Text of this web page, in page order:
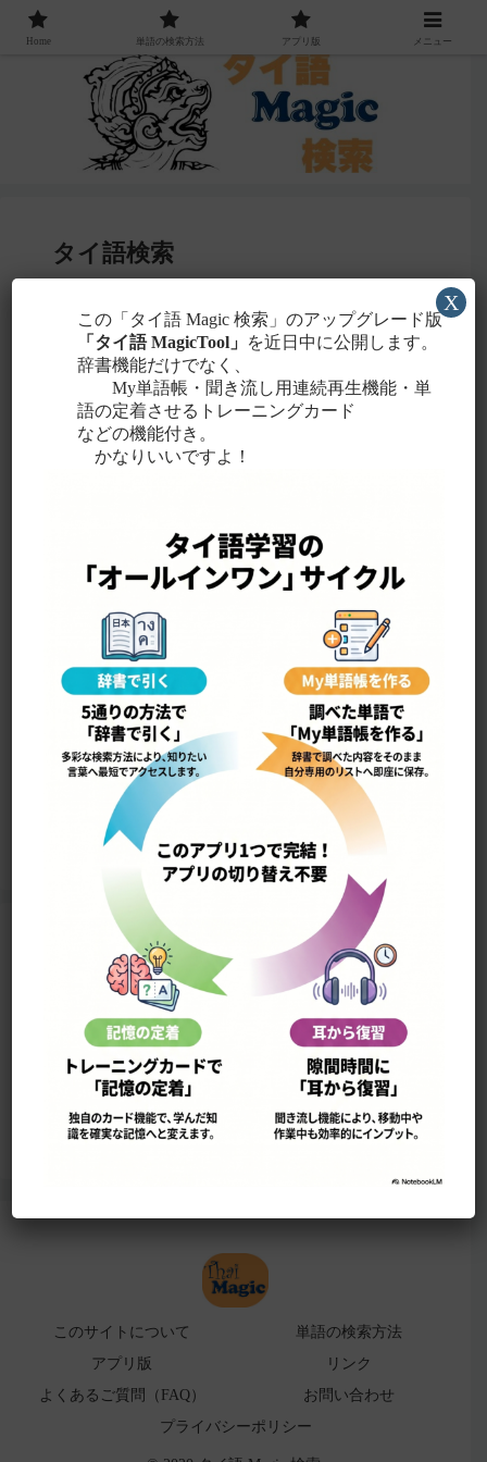
タイ語検索
・聞こえたタイ語を一番近いと感じるローマ字
に置き換えて検索！
タイ文字での検索も含め、詳しくはこちら。
yâak con ยากจน
貧しい
このサイトについて
単語の検索法
ローマ字表
よくある検索ミス！
このサイトについて
単語の検索方法
アプリ版
リンク
よくあるご質問（FAQ）
お問い合わせ
プライバシーポリシー
Home 単語の検索方法 アプリ版 メニュー
この「タイ語 Magic 検索」のアップグレード版
「タイ語 MagicTool」
を近日中に公開します。
辞書機能だけでなく、
My単語帳・聞き流し用連続再生機能・単
語の定着させるトレーニングカード
などの機能付き。
かなりいいですよ！
X